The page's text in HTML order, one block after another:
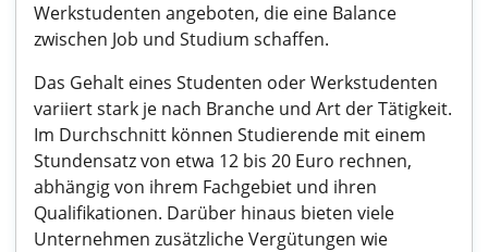
Werkstudenten angeboten, die eine Balance
zwischen Job und Studium schaffen.
Das Gehalt eines Studenten oder Werkstudenten
variiert stark je nach Branche und Art der Tätigkeit.
Im Durchschnitt können Studierende mit einem
Stundensatz von etwa 12 bis 20 Euro rechnen,
abhängig von ihrem Fachgebiet und ihren
Qualifikationen. Darüber hinaus bieten viele
Unternehmen zusätzliche Vergütungen wie